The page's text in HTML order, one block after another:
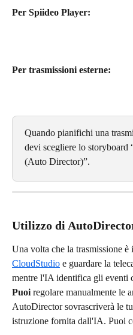
Per Spiideo Player:
Per trasmissioni esterne:
Quando pianifichi una
devi scegliere lo storyboard
(Auto Director)”.
Utilizzo di
Una volta che la trasmissione
CloudStudio e guardare la
mentre l'IA identifica gli eventi
Puoi regolare manualmente le
AutoDirector sovrascriverà le
istruzione fornita dall'IA. Puoi